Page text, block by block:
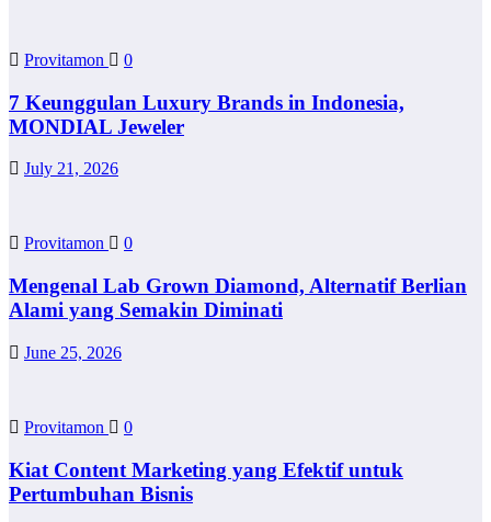
Provitamon 0
7 Keunggulan Luxury Brands in Indonesia,
MONDIAL Jeweler
July 21, 2026
Provitamon 0
Mengenal Lab Grown Diamond, Alternatif Berlian
Alami yang Semakin Diminati
June 25, 2026
Provitamon 0
Kiat Content Marketing yang Efektif untuk
Pertumbuhan Bisnis